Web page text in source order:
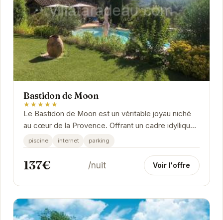
Bastidon de Moon
★★★★★
Le Bastidon de Moon est un véritable joyau niché
au cœur de la Provence. Offrant un cadre idyllique
et des prestations haut de gamme, cet...
piscine internet parking
137€ /nuit Voir l'offre